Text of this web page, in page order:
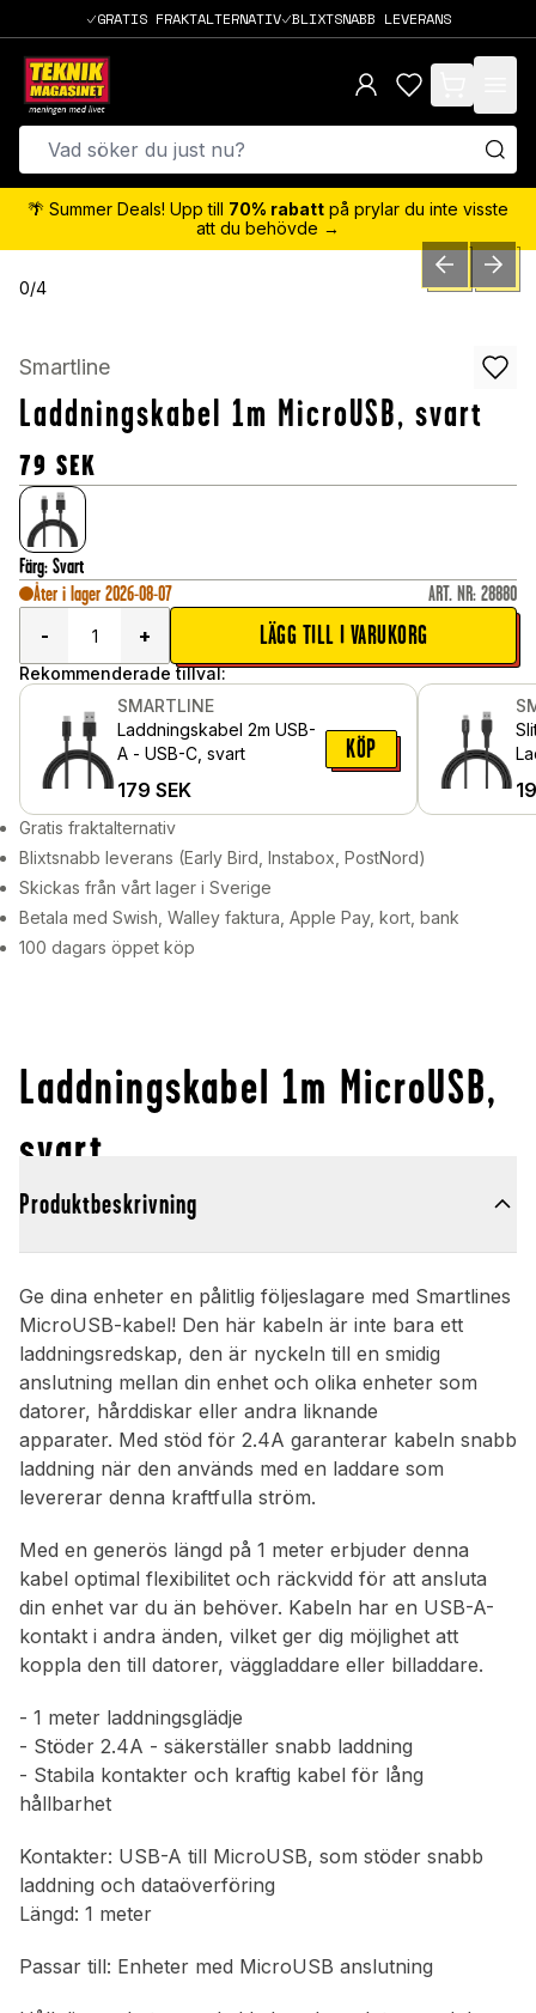
GRATIS FRAKTALTERNATIV BLIXTSNABB LEVERANS
items in cart,
🌴 Summer Deals! Upp till 70% rabatt på prylar du inte visste
att du behövde →
0/4 PREVIOUSNEXT
Smartline
Laddningskabel 1m MicroUSB, svart
79 SEK
Färg: Svart
Åter i lager 2026-08-07
ART. NR: 28880
-
+ LÄGG TILL I VARUKORG
Rekommenderade tillval:
SMARTLINE
Laddningskabel 2m USB-
A - USB-C, svart
179 SEK
KÖP
Gratis fraktalternativ
Blixtsnabb leverans (Early Bird, Instabox, PostNord)
Skickas från vårt lager i Sverige
Betala med Swish, Walley faktura, Apple Pay, kort, bank
100 dagars öppet köp
Laddningskabel 1m MicroUSB,
svart
Produktbeskrivning
Ge dina enheter en pålitlig följeslagare med Smartlines
MicroUSB-kabel! Den här kabeln är inte bara ett
laddningsredskap, den är nyckeln till en smidig
anslutning mellan din enhet och olika enheter som
datorer, hårddiskar eller andra liknande
apparater. Med stöd för 2.4A garanterar kabeln snabb
laddning när den används med en laddare som
levererar denna kraftfulla ström.
Med en generös längd på 1 meter erbjuder denna
kabel optimal flexibilitet och räckvidd för att ansluta
din enhet var du än behöver. Kabeln har en USB-A-
kontakt i andra änden, vilket ger dig möjlighet att
koppla den till datorer, väggladdare eller billaddare.
- 1 meter laddningsglädje
- Stöder 2.4A - säkerställer snabb laddning
- Stabila kontakter och kraftig kabel för lång
hållbarhet
Kontakter: USB-A till MicroUSB, som stöder snabb
laddning och dataöverföring
Längd: 1 meter
Passar till: Enheter med MicroUSB anslutning